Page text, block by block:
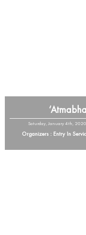
Saturday, January 4th,
Organizers : Entry In